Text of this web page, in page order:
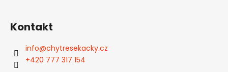
Kontakt
info@chytresekacky.cz
+420 777 317 154